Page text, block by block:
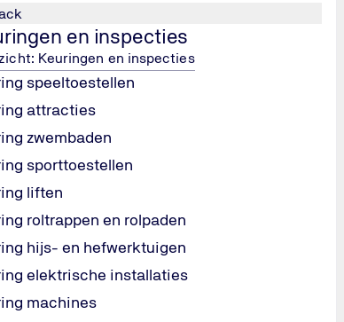
en inspecties
Keuringen en inspecties
speeltoestellen
attracties
zwembaden
sporttoestellen
liften
roltrappen en rolpaden
hijs- en hefwerktuigen
elektrische installaties
machines
op